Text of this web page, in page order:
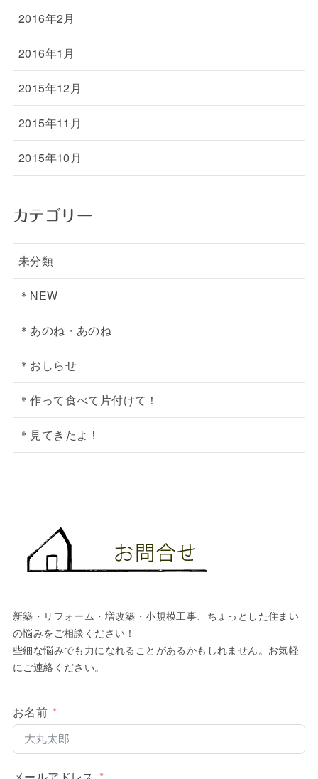
2016年2月
2016年1月
2015年12月
2015年11月
2015年10月
カテゴリー
未分類
＊NEW
＊あのね・あのね
＊おしらせ
＊作って食べて片付けて！
＊見てきたよ！
新築・リフォーム・増改築・小規模工事、ちょっとした住まい
の悩みをご相談ください！
些細な悩みでも力になれることがあるかもしれません。お気軽
にご連絡ください。
お名前